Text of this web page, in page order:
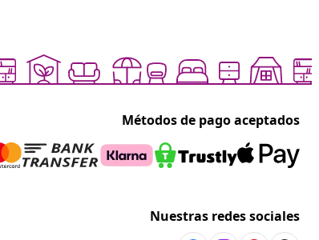
Métodos de pago aceptados
Nuestras redes sociales